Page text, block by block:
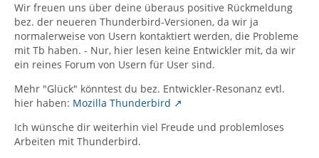
Wir freuen uns über deine überaus positive Rückmeldung
bez. der neueren Thunderbird-Versionen, da wir ja
normalerweise von Usern kontaktiert werden, die Probleme
mit Tb haben. - Nur, hier lesen keine Entwickler mit, da wir
ein reines Forum von Usern für User sind.
Mehr "Glück" könntest du bez. Entwickler-Resonanz evtl.
hier haben: Mozilla Thunderbird
Ich wünsche dir weiterhin viel Freude und problemloses
Arbeiten mit Thunderbird.